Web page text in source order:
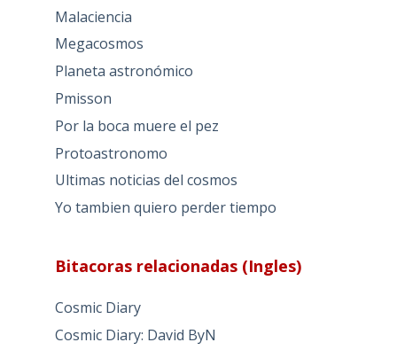
Malaciencia
Megacosmos
Planeta astronómico
Pmisson
Por la boca muere el pez
Protoastronomo
Ultimas noticias del cosmos
Yo tambien quiero perder tiempo
Bitacoras relacionadas (Ingles)
Cosmic Diary
Cosmic Diary: David ByN